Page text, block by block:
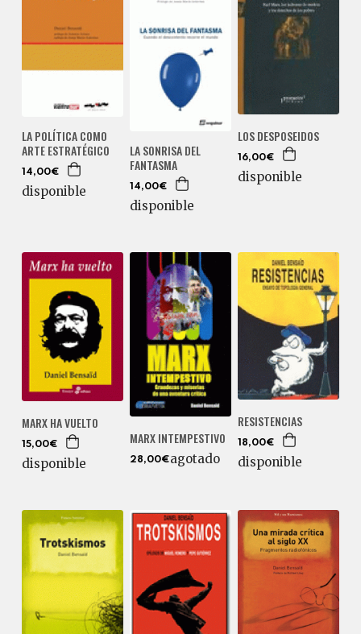
LA POLÍTICA COMO
ARTE ESTRATÉGICO
14,00€
disponible
LA SONRISA DEL
FANTASMA
14,00€
disponible
LOS DESPOSEIDOS
16,00€
disponible
MARX HA VUELTO
15,00€
disponible
MARX INTEMPESTIVO
28,00€agotado
RESISTENCIAS
18,00€
disponible